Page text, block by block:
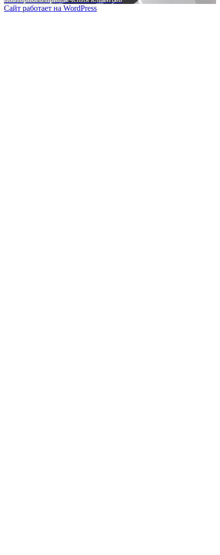
Сайт работает на WordPress